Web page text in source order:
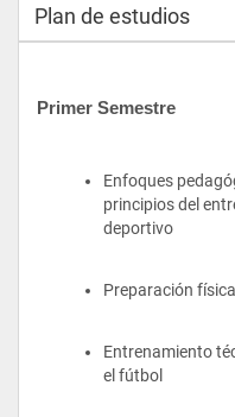
Plan de estudios
Primer Semestre
Enfoques
principios del
deportivo
Preparación
Entrenamiento
el fútbol